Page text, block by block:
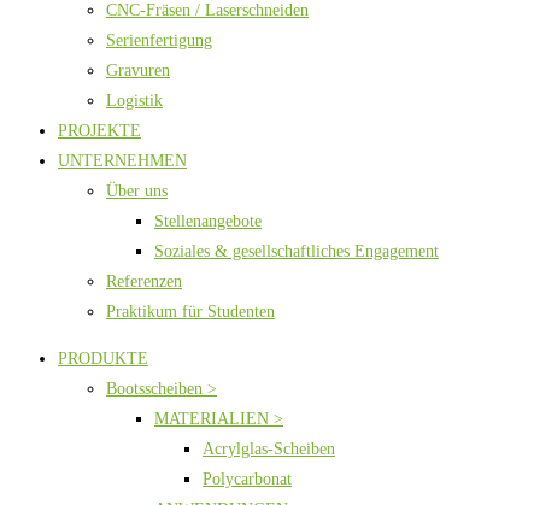
CNC-Fräsen / Laserschneiden
Serienfertigung
Gravuren
Logistik
PROJEKTE
UNTERNEHMEN
Über uns
Stellenangebote
Soziales & gesellschaftliches Engagement
Referenzen
Praktikum für Studenten
PRODUKTE
Bootsscheiben >
MATERIALIEN >
Acrylglas-Scheiben
Polycarbonat